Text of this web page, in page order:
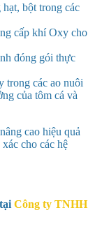
bột trong các
cấp khí Oxy cho
đóng gói thực
trong các ao nuôi
của tôm cá và
cao hiệu quả
cho các hệ
Công ty TNHH